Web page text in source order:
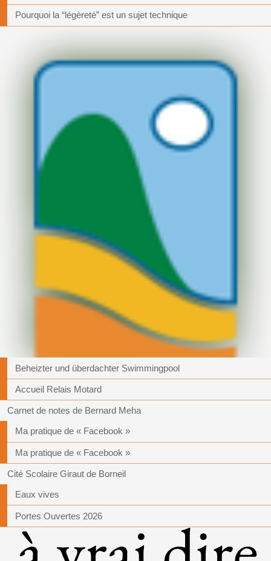
Pourquoi la “légèreté” est un sujet technique
Beheizter und überdachter Swimmingpool
Accueil Relais Motard
Carnet de notes de Bernard Meha
Ma pratique de « Facebook »
Ma pratique de « Facebook »
Cité Scolaire Giraut de Borneil
Eaux vives
Portes Ouvertes 2026